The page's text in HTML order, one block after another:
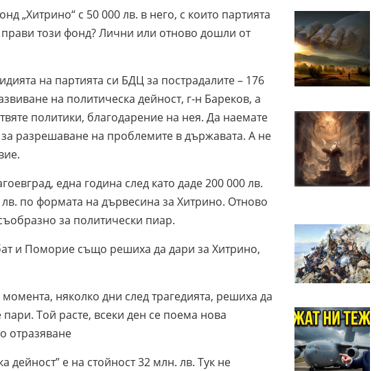
„Хитрино“ с 50 000 лв. в него, с които партията
този фонд? Лични или отново дошли от
на партията си БДЦ за пострадалите – 176
на политическа дейност, г-н Бареков, а
политики, благодарение на нея. Да наемате
разрешаване на проблемите в държавата. А не
една година след като даде 200 000 лв.
по формата на дървесина за Хитрино. Отново
за политически пиар.
и Поморие също решиха да дари за Хитрино,
няколко дни след трагедията, решиха да
Той расте, всеки ден се поема нова
отразяване
дейност” е на стойност 32 млн. лв. Тук не